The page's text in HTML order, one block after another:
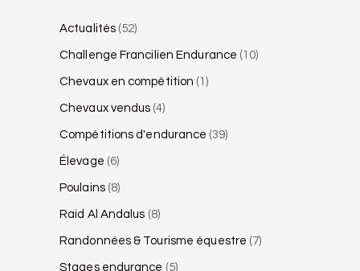
Actualités (52)
Challenge Francilien Endurance (10)
Chevaux en compétition (1)
Chevaux vendus (4)
Compétitions d'endurance (39)
Élevage (6)
Poulains(8)
Raid Al Andalus (8)
Randonnées & Tourisme équestre (7)
Stages endurance (5)